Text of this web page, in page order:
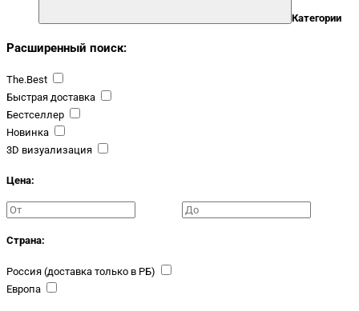
Категории
Расширенный поиск:
The.Best
Быстрая доставка
Бестселлер
Новинка
3D визуализация
Цена:
Страна:
Россия (доставка только в РБ)
Европа